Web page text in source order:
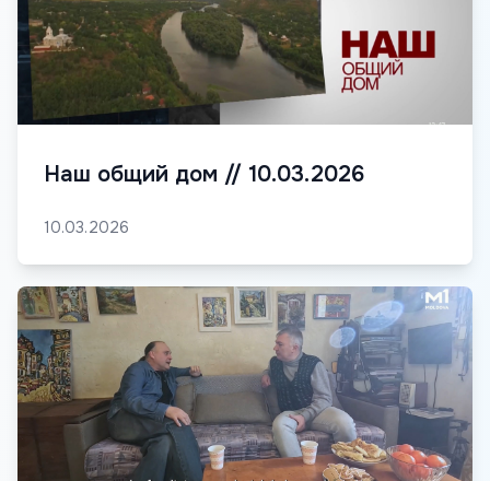
Наш общий дом // 10.03.2026
10.03.2026